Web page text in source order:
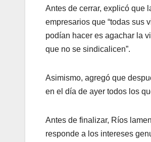
Antes de cerrar, explicó que
empresarios que “todas sus
podían hacer es agachar la
que no se sindicalicen”.
Asimismo, agregó que
en el día de ayer todos los
Antes de finalizar, Ríos
responde a los intereses